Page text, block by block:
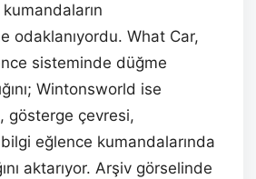
odaklanıyordu. What Car,
sisteminde düğme
Wintonsworld ise
gösterge çevresi,
eğlence kumandalarında
aktarıyor. Arşiv görselinde